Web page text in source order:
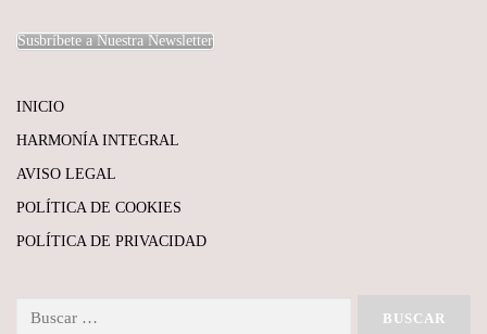
Susbríbete a Nuestra Newsletter
INICIO
HARMONÍA INTEGRAL
AVISO LEGAL
POLÍTICA DE COOKIES
POLÍTICA DE PRIVACIDAD